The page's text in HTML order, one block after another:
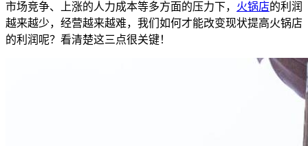
市场竞争、上涨的人力成本等多方面的压力下， 火锅店的利润
越来越少，经营越来越难，我们如何才能改变现状提高火锅店
的利润呢？看清楚这三点很关键！